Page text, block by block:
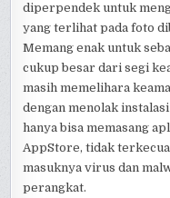
diperpendek untuk
yang terlihat pada foto
Memang enak untuk
cukup besar dari segi
masih memelihara
dengan menolak
hanya bisa memasang
AppStore, tidak
masuknya virus dan
perangkat.